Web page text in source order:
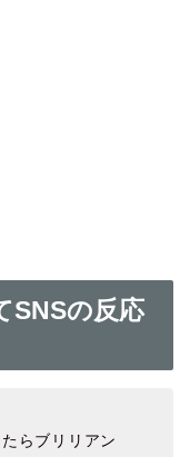
SNSの反応
らブリリアン